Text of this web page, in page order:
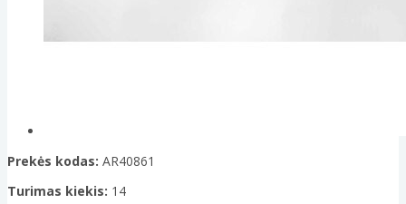
Prekės kodas: AR40861
Turimas kiekis: 14